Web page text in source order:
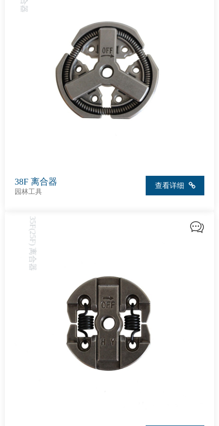
38F 离合器
园林工具
查看详细
35F(25F) 离合器